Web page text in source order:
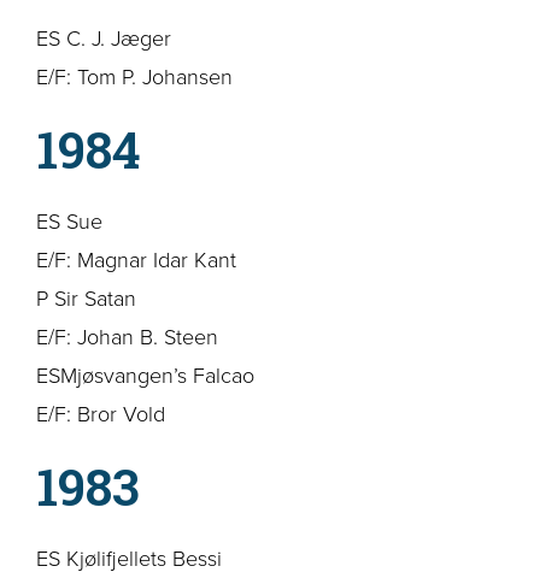
ES C. J. Jæger
E/F: Tom P. Johansen
1984
ES Sue
E/F: Magnar Idar Kant
P Sir Satan
E/F: Johan B. Steen
ESMjøsvangen’s Falcao
E/F: Bror Vold
1983
ES Kjølifjellets Bessi